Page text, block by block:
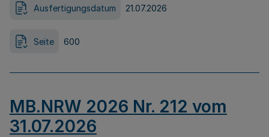
Ausfertigungsdatum 21.07.2026
Seite 600
MB.NRW 2026 Nr. 212 vom
31.07.2026